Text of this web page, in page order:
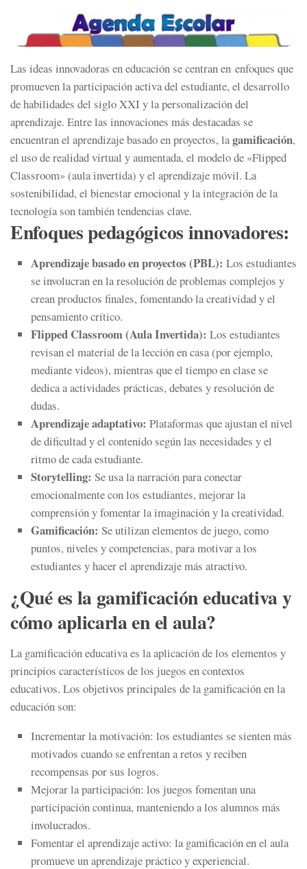
Las ideas innovadoras en educación se centran en enfoques que
promueven la participación activa del estudiante, el desarrollo
de habilidades del siglo XXI y la personalización del
aprendizaje. Entre las innovaciones más destacadas se
encuentran el aprendizaje basado en proyectos, lagamificación,
el uso de realidad virtual y aumentada, el modelo de «Flipped
Classroom» (aula invertida) y el aprendizaje móvil. La
sostenibilidad, el bienestar emocional y la integración de la
tecnología son también tendencias clave.
Enfoques pedagógicos innovadores:
Aprendizaje basado en proyectos (PBL): Los estudiantes
se involucran en la resolución de problemas complejos y
crean productos finales, fomentando la creatividad y el
pensamiento crítico.
Flipped Classroom (Aula Invertida): Los estudiantes
revisan el material de la lección en casa (por ejemplo,
mediante videos), mientras que el tiempo en clase se
dedica a actividades prácticas, debates y resolución de
dudas.
Aprendizaje adaptativo: Plataformas que ajustan el nivel
de dificultad y el contenido según las necesidades y el
ritmo de cada estudiante.
Storytelling: Se usa la narración para conectar
emocionalmente con los estudiantes, mejorar la
comprensión y fomentar la imaginación y la creatividad.
Gamificación: Se utilizan elementos de juego, como
puntos, niveles y competencias, para motivar a los
estudiantes y hacer el aprendizaje más atractivo.
¿Qué es la gamificación educativa y
cómo aplicarla en el aula?
La gamificación educativa es laaplicación de los elementos y
principios característicos de los juegos en contextos
educativos. Los objetivos principales de la gamificación en la
educación son:
Incrementar la motivación: los estudiantes se sienten más
motivados cuando se enfrentan a retos y reciben
recompensas por sus logros.
Mejorar la participación: los juegos fomentan una
participación continua, manteniendo a los alumnos más
involucrados.
Fomentar el aprendizaje activo: la gamificación en el aula
promueve un aprendizaje práctico y experiencial.